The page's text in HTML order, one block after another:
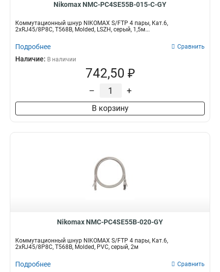
Nikomax NMC-PC4SE55B-015-C-GY
Коммутационный шнур NIKOMAX S/FTP 4 пары, Кат.6,
2хRJ45/8P8C, T568B, Molded, LSZH, серый, 1,5м...
Подробнее Сравнить
Наличие: В наличии
742,50 ₽
– +
В корзину
Nikomax NMC-PC4SE55B-020-GY
Коммутационный шнур NIKOMAX S/FTP 4 пары, Кат.6,
2хRJ45/8P8C, T568B, Molded, PVC, серый, 2м
Подробнее Сравнить